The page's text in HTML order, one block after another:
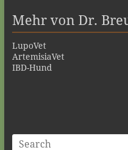
Mehr von Dr.
LupoVet
ArtemisiaVet
IBD-Hund